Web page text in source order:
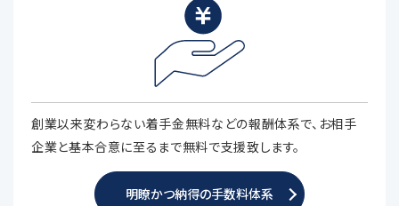
創業以来変わらない着手金無料などの報酬体系で、お相手
企業と基本合意に至るまで無料で支援致します。
明瞭かつ納得の手数料体系